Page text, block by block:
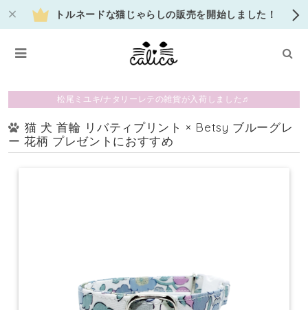
トルネードな猫じゃらしの販売を開始しました！
松尾ミユキ/ナタリーレテの雑貨が入荷しました♬
猫 犬 首輪 リバティプリント × Betsy ブルーグレ
ー 花柄 プレゼントにおすすめ